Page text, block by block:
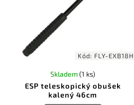
Kód: FLY-EXB18H
ESP teleskopický obušek
kalený 46cm
Skladem(1 ks)